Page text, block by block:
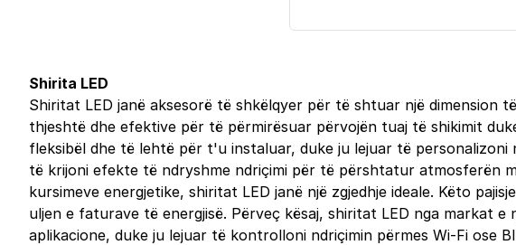
Shirita LED
Shiritat LED janë aksesorë të shkëlqyer për të shtuar një dimension
thjeshtë dhe efektive për të përmirësuar përvojën tuaj të shikimit
fleksibël dhe të lehtë për t'u instaluar, duke ju lejuar të
të krijoni efekte të ndryshme ndriçimi për të përshtatur atmosferën
kursimeve energjetike, shiritat LED janë një zgjedhje ideale. Këto
uljen e faturave të energjisë. Përveç kësaj, shiritat LED nga markat
aplikacione, duke ju lejuar të kontrolloni ndriçimin përmes Wi-Fi ose